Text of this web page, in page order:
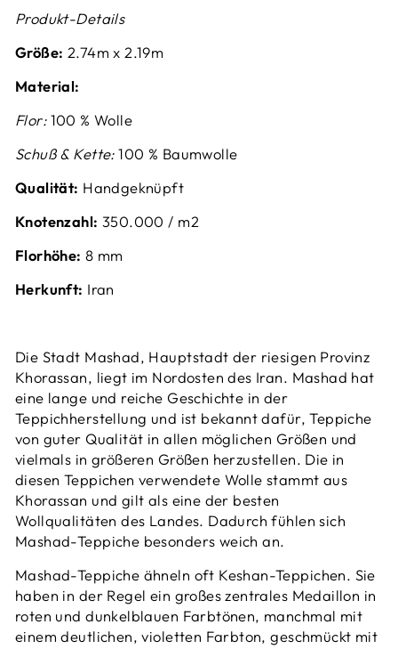
Produkt-Details
Größe: 2.74m x 2.19m
Material:
Flor: 100 % Wolle
Schuß & Kette: 100 % Baumwolle
Qualität: Handgeknüpft
Knotenzahl: 350.000 / m2
Florhöhe: 8 mm
Herkunft: Iran
Die Stadt Mashad, Hauptstadt der riesigen Provinz
Khorassan, liegt im Nordosten des Iran. Mashad hat
eine lange und reiche Geschichte in der
Teppichherstellung und ist bekannt dafür, Teppiche
von guter Qualität in allen möglichen Größen und
vielmals in größeren Größen herzustellen. Die in
diesen Teppichen verwendete Wolle stammt aus
Khorassan und gilt als eine der besten
Wollqualitäten des Landes. Dadurch fühlen sich
Mashad-Teppiche besonders weich an.
Mashad-Teppiche ähneln oft Keshan-Teppichen. Sie
haben in der Regel ein großes zentrales Medaillon in
roten und dunkelblauen Farbtönen, manchmal mit
einem deutlichen, violetten Farbton, geschmückt mit